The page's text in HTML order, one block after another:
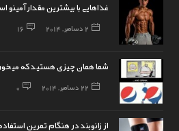
غذاهایی با بیشترین مقدار آمینو
2 دسامبر, 2014 16
شما همان چیزی هستید که
22 دسامبر, 2014 0
از زانوبند در هنگام تمرین